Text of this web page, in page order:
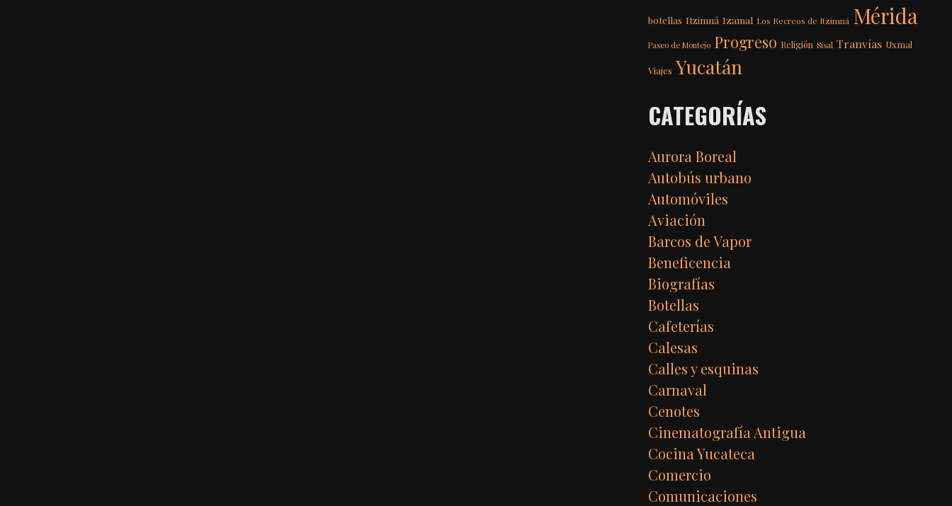
botellas Itzimná Izamal Los Recreos de Itzimná Mérida
Paseo de Montejo Progreso Religión Sisal Tranvías Uxmal
Viajes Yucatán
CATEGORÍAS
Aurora Boreal
Autobús urbano
Automóviles
Aviación
Barcos de Vapor
Beneficencia
Biografías
Botellas
Cafeterías
Calesas
Calles y esquinas
Carnaval
Cenotes
Cinematografía Antigua
Cocina Yucateca
Comercio
Comunicaciones